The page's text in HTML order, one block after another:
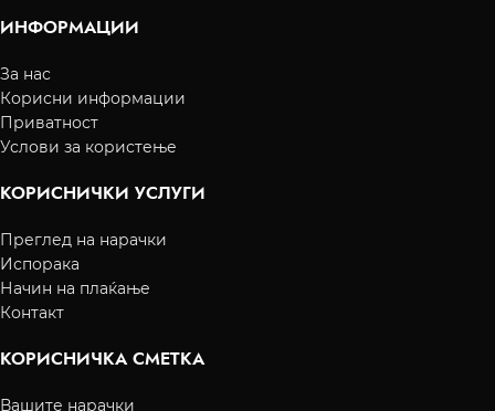
ИНФОРМАЦИИ
За нас
Корисни информации
Приватност
Услови за користење
КОРИСНИЧКИ УСЛУГИ
Преглед на нарачки
Испорака
Начин на плаќање
Контакт
КОРИСНИЧКА СМЕТКА
Вашите нарачки